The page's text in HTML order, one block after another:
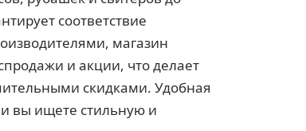
соответствие
магазин
и акции, что делает
скидками. Удобная
вы ищете стильную и